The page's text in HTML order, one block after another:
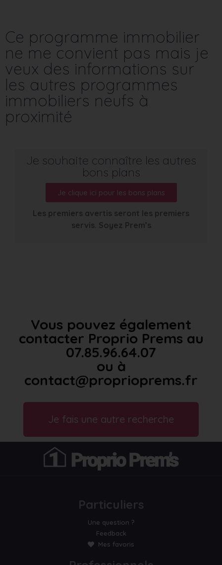
Ce programme immobilier
ne me convient pas mais je
veux des informations sur
les autres programmes
immobiliers neufs à
proximité
Je souhaite connaître les autres
bons plans
Je clique ici pour les bons plans
Les premiers avertis seront les premiers
servis. Soyez Prem’s
Vous pouvez également
contacter Proprio Prems au
07.85.96.64.07
ou à
contact@proprioprems.fr
Je fais une autre recherche
Particuliers
Une question ?
Feedback
Mes favoris